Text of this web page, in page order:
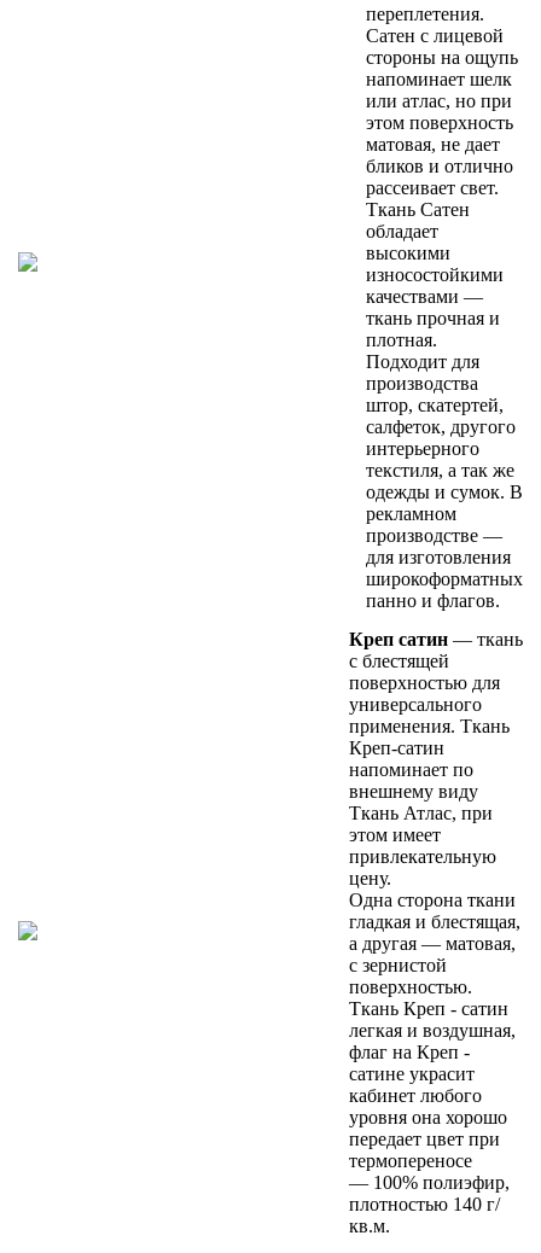
переплетения.
Сатен с лицевой
стороны на ощупь
напоминает шелк
или атлас, но при
этом поверхность
матовая, не дает
бликов и отлично
рассеивает свет.
Ткань Сатен
обладает
высокими
износостойкими
качествами —
ткань прочная и
плотная.
Подходит для
производства
штор, скатертей,
салфеток, другого
интерьерного
текстиля, а так же
одежды и сумок. В
рекламном
производстве —
для изготовления
широкоформатных
панно и флагов.
Креп сатин — ткань
с блестящей
поверхностью для
универсального
применения. Ткань
Креп-сатин
напоминает по
внешнему виду
Ткань Атлас, при
этом имеет
привлекательную
цену.
Одна сторона ткани
гладкая и блестящая,
а другая — матовая,
с зернистой
поверхностью.
Ткань Креп - сатин
легкая и воздушная,
флаг на Креп -
сатине украсит
кабинет любого
уровня она хорошо
передает цвет при
термопереносе
— 100% полиэфир,
плотностью 140 г/
кв.м.